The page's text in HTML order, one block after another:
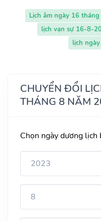
Lịch âm ngày 16 tháng
lịch vạn sự 16-8-
lịch
CHUYỂN ĐỔI
THÁNG 8 NĂM
Chọn ngày dương lịch